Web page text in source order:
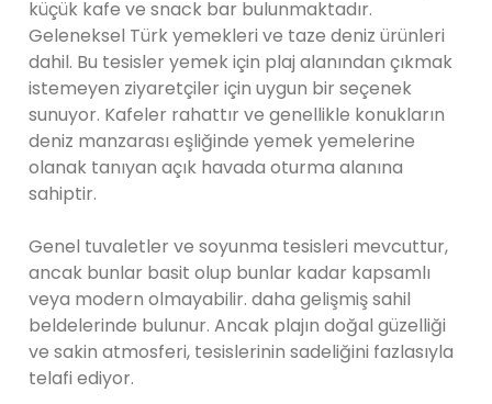
küçük kafe ve snack bar bulunmaktadır.
Geleneksel Türk yemekleri ve taze deniz ürünleri
dahil. Bu tesisler yemek için plaj alanından çıkmak
istemeyen ziyaretçiler için uygun bir seçenek
sunuyor. Kafeler rahattır ve genellikle konukların
deniz manzarası eşliğinde yemek yemelerine
olanak tanıyan açık havada oturma alanına
sahiptir.
Genel tuvaletler ve soyunma tesisleri mevcuttur,
ancak bunlar basit olup bunlar kadar kapsamlı
veya modern olmayabilir. daha gelişmiş sahil
beldelerinde bulunur. Ancak plajın doğal güzelliği
ve sakin atmosferi, tesislerinin sadeliğini fazlasıyla
telafi ediyor.